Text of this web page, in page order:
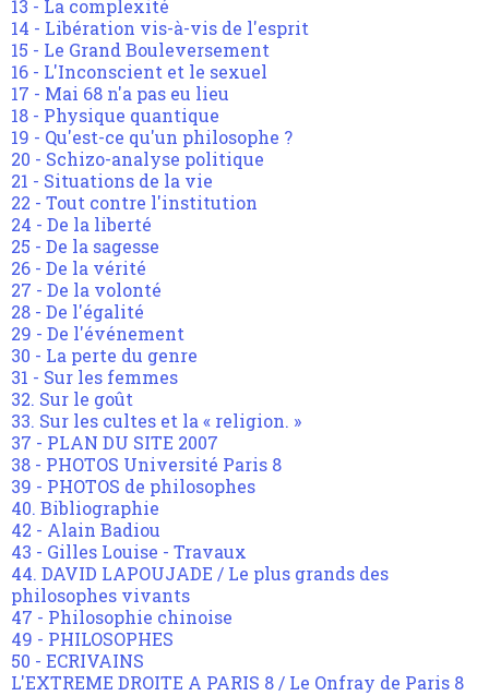
13 - La complexité
14 - Libération vis-à-vis de l'esprit
15 - Le Grand Bouleversement
16 - L'Inconscient et le sexuel
17 - Mai 68 n'a pas eu lieu
18 - Physique quantique
19 - Qu'est-ce qu'un philosophe ?
20 - Schizo-analyse politique
21 - Situations de la vie
22 - Tout contre l'institution
24 - De la liberté
25 - De la sagesse
26 - De la vérité
27 - De la volonté
28 - De l'égalité
29 - De l'événement
30 - La perte du genre
31 - Sur les femmes
32. Sur le goût
33. Sur les cultes et la « religion. »
37 - PLAN DU SITE 2007
38 - PHOTOS Université Paris 8
39 - PHOTOS de philosophes
40. Bibliographie
42 - Alain Badiou
43 - Gilles Louise - Travaux
44. DAVID LAPOUJADE / Le plus grands des
philosophes vivants
47 - Philosophie chinoise
49 - PHILOSOPHES
50 - ECRIVAINS
L'EXTREME DROITE A PARIS 8 / Le Onfray de Paris 8